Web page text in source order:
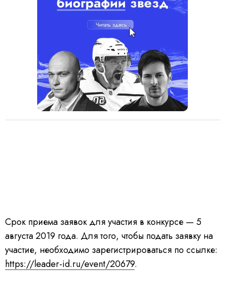
Срок приема заявок для участия в конкурсе — 5
августа 2019 года. Для того, чтобы подать заявку на
участие, необходимо зарегистрироваться по ссылке:
https://leader-id.ru/event/20679.